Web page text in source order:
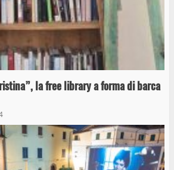
la free library a forma di barca